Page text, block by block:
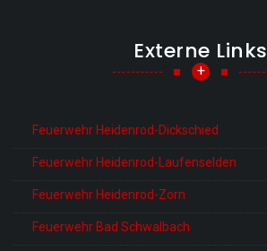
Externe Links
+
Feuerwehr Heidenrod-Dickschied
Feuerwehr Heidenrod-Laufenselden
Feuerwehr Heidenrod-Zorn
Feuerwehr Bad Schwalbach